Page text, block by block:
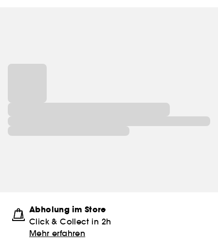
Abholung im Store
Click & Collect in 2h
Mehr erfahren